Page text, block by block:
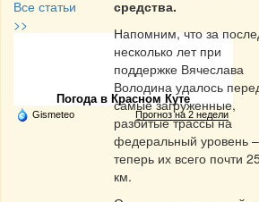
Все статьи
>>
Частная реклама
Погода в Красном Куте
Gismeteo Прогноз на 2 недели
средства.
Напомним, что за
несколько лет при
поддержке Вячеслава
Володина удалось
самые загруженные,
разбитые трассы на
федеральный уровень –
теперь их всего почти
км.